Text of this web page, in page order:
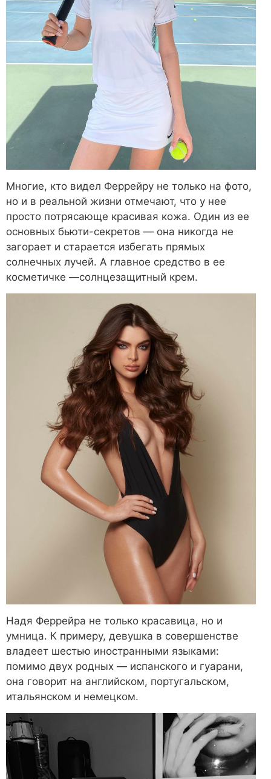
Многие, кто видел Феррейру не только на фото,
но и в реальной жизни отмечают, что у нее
просто потрясающе красивая кожа. Один из ее
основных бьюти-секретов — она никогда не
загорает и старается избегать прямых
солнечных лучей. А главное средство в ее
косметичке —солнцезащитный крем.
Надя Феррейра не только красавица, но и
умница. К примеру, девушка в совершенстве
владеет шестью иностранными языками:
помимо двух родных — испанского и гуарани,
она говорит на английском, португальском,
итальянском и немецком.